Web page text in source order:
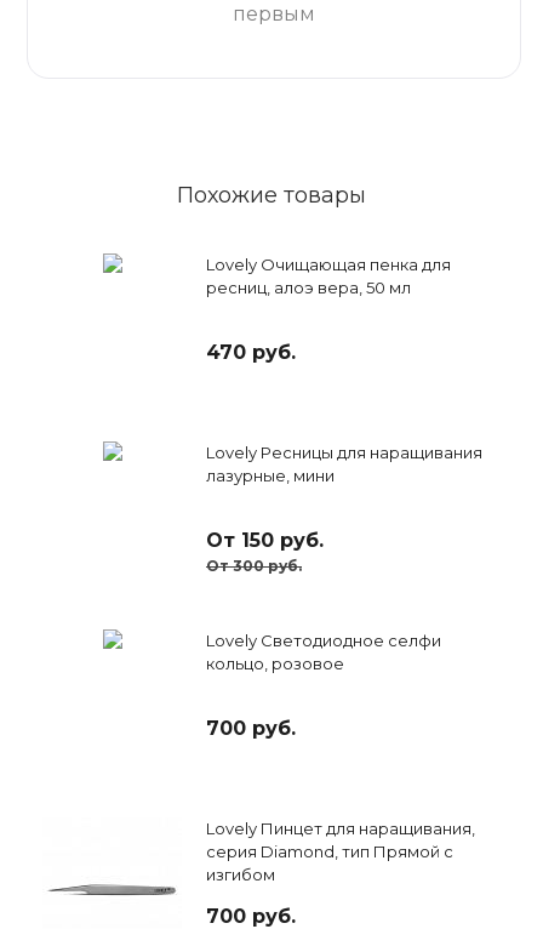
первым
Похожие товары
Lovely Очищающая пенка для
ресниц, алоэ вера, 50 мл
470 руб.
Lovely Ресницы для наращивания
лазурные, мини
От 150 руб.
От 300 руб.
Lovely Светодиодное селфи
кольцо, розовое
700 руб.
Lovely Пинцет для наращивания,
серия Diamond, тип Прямой с
изгибом
700 руб.